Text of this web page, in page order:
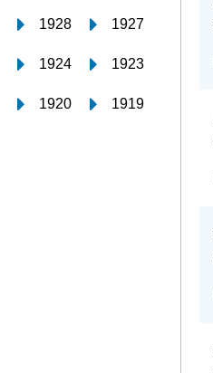
1928 1927
1924 1923
1920 1919